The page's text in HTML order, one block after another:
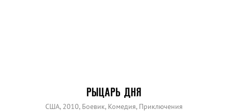
РЫЦАРЬ ДНЯ
США, 2010, Боевик, Комедия, Приключения